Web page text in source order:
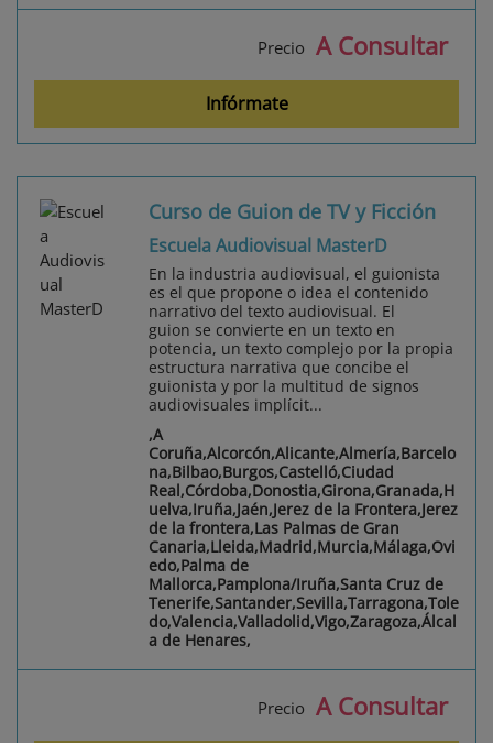
Precio A Consultar
Infórmate
Curso de Guion de TV y Ficción
Escuela Audiovisual MasterD
En la industria audiovisual, el guionista
es el que propone o idea el contenido
narrativo del texto audiovisual. El
guion se convierte en un texto en
potencia, un texto complejo por la propia
estructura narrativa que concibe el
guionista y por la multitud de signos
audiovisuales implícit...
,A
Coruña,Alcorcón,Alicante,Almería,Barcelo
na,Bilbao,Burgos,Castelló,Ciudad
Real,Córdoba,Donostia,Girona,Granada,H
uelva,Iruña,Jaén,Jerez de la Frontera,Jerez
de la frontera,Las Palmas de Gran
Canaria,Lleida,Madrid,Murcia,Málaga,Ovi
edo,Palma de
Mallorca,Pamplona/Iruña,Santa Cruz de
Tenerife,Santander,Sevilla,Tarragona,Tole
do,Valencia,Valladolid,Vigo,Zaragoza,Álcal
a de Henares,
Precio A Consultar